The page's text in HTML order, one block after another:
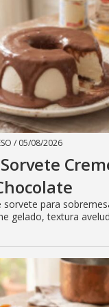
/ 05/08/2026
sorvete para
gelado, textura